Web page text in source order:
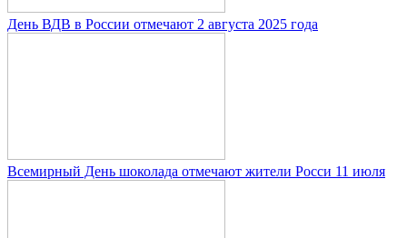
День ВДВ в России отмечают 2 августа 2025 года
Всемирный День шоколада отмечают жители Росси 11 июля